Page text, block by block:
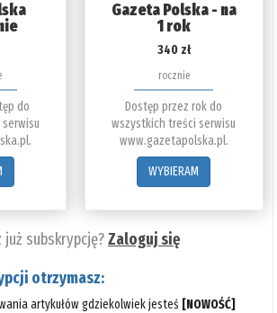
do
Gazeta Polska - na
1 rok
340 zł
rocznie
Dostęp przez rok do
wszystkich treści serwisu
www.gazetapolska.pl.
WYBIERAM
już subskrypcję?Zaloguj się
otrzymasz:
artykułów gdziekolwiek jesteś [NOWOŚĆ]